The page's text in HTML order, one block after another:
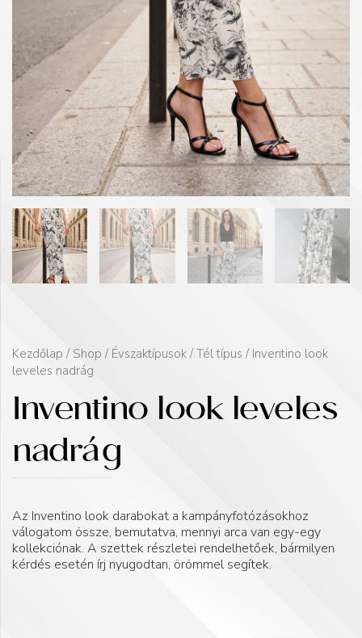
Kezdőlap / Shop / Évszaktípusok / Tél típus / Inventino look
leveles nadrág
Inventino look leveles
nadrág
Az Inventino look darabokat a kampányfotózásokhoz
válogatom össze, bemutatva, mennyi arca van egy-egy
kollekciónak. A szettek részletei rendelhetőek, bármilyen
kérdés esetén írj nyugodtan, örömmel segítek.